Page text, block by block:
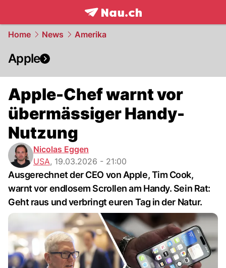
frontpage.NAU.ch
Home News Amerika
Apple
Apple-Chef warnt vor
übermässiger Handy-
Nutzung
Nicolas Eggen
USA, 19.03.2026 - 21:00
Ausgerechnet der CEO von Apple, Tim Cook,
warnt vor endlosem Scrollen am Handy. Sein Rat:
Geht raus und verbringt euren Tag in der Natur.